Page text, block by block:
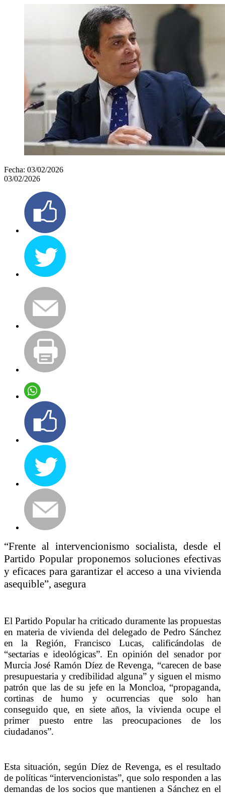
Fecha: 03/02/2026
03/02/2026
“Frente al intervencionismo socialista, desde el
Partido Popular proponemos soluciones efectivas
y eficaces para garantizar el acceso a una vivienda
asequible”, asegura
El Partido Popular ha criticado duramente las propuestas
en materia de vivienda del delegado de Pedro Sánchez
en la Región, Francisco Lucas, calificándolas de
“sectarias e ideológicas”. En opinión del senador por
Murcia José Ramón Díez de Revenga, “carecen de base
presupuestaria y credibilidad alguna” y siguen el mismo
patrón que las de su jefe en la Moncloa, “propaganda,
cortinas de humo y ocurrencias que solo han
conseguido que, en siete años, la vivienda ocupe el
primer puesto entre las preocupaciones de los
ciudadanos”.
Esta situación, según Díez de Revenga, es el resultado
de políticas “intervencionistas”, que solo responden a las
demandas de los socios que mantienen a Sánchez en el